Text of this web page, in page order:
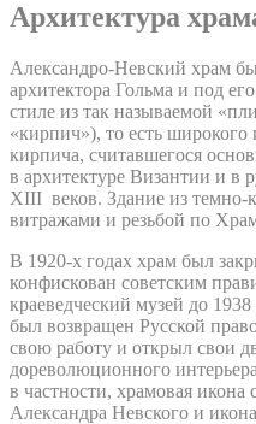
Архитектура
Александро-Невский храм
архитектора Гольма и под
стиле из так называемой
«кирпич»), то есть
кирпича, считавшегося
в архитектуре Византии и в
XIII веков. Здание из темно-
витражами и резьбой по
В 1920-х годах храм был
конфискован советским
краеведческий музей до
был возвращен Русской
свою работу и открыл свои
дореволюционного
в частности, храмовая икона
Александра Невского и